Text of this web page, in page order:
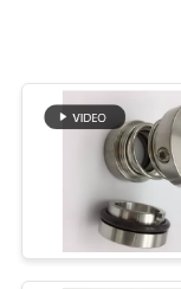
POLICY